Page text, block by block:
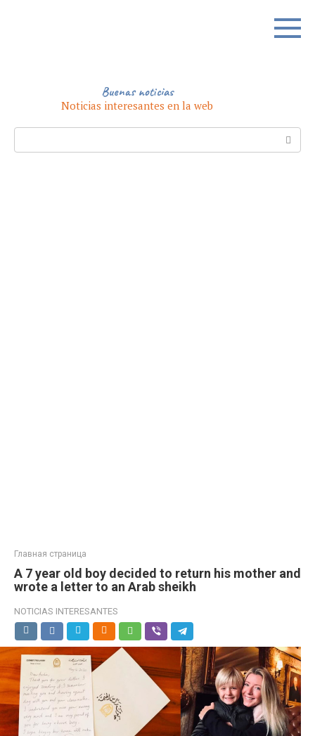
Buenas noticias
Noticias interesantes en la web
Главная страница
A 7 year old boy decided to return his mother and
wrote a letter to an Arab sheikh
NOTICIAS INTERESANTES